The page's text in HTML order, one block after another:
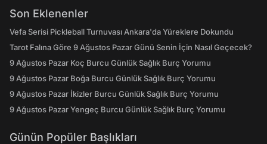
Son Eklenenler
Vefa Serisi Pickleball Turnuvası Ankara'da Yüreklere Dokundu
Tarot Falına Göre 9 Ağustos Pazar Günü Senin İçin Nasıl Geçecek?
9 Ağustos Pazar Koç Burcu Günlük Sağlık Burç Yorumu
9 Ağustos Pazar Boğa Burcu Günlük Sağlık Burç Yorumu
9 Ağustos Pazar İkizler Burcu Günlük Sağlık Burç Yorumu
9 Ağustos Pazar Yengeç Burcu Günlük Sağlık Burç Yorumu
Günün Popüler Başlıkları